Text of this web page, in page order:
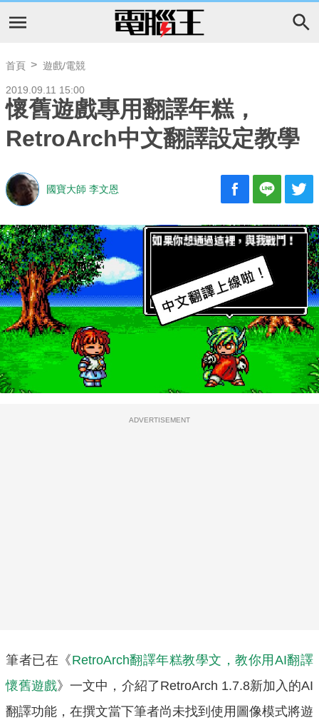
首頁 遊戲/電競
2019.09.11 15:00
懷舊遊戲專用翻譯年糕，
RetroArch中文翻譯設定教學
國寶大師 李文恩
ADVERTISEMENT
筆者已在《RetroArch翻譯年糕教學文，教你用AI翻譯
懷舊遊戲》一文中，介紹了RetroArch 1.7.8新加入的AI
翻譯功能，在撰文當下筆者尚未找到使用圖像模式將遊